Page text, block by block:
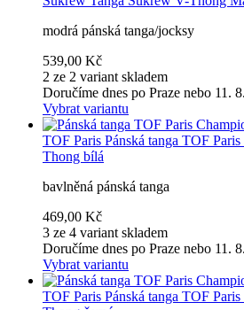
modrá pánská tanga/jocksy
539,00 Kč
2 ze 2 variant skladem
Doručíme dnes po Praze nebo 11.
Vybrat variantu
TOF Paris Pánská tanga TOF
Thong bílá
bavlněná pánská tanga
469,00 Kč
3 ze 4 variant skladem
Doručíme dnes po Praze nebo 11.
Vybrat variantu
TOF Paris Pánská tanga TOF